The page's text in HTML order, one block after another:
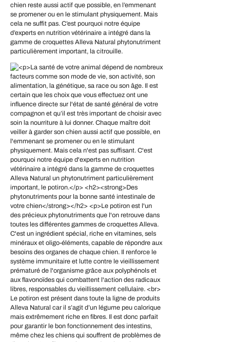
chien reste aussi actif que possible, en l’emmenant
se promener ou en le stimulant physiquement. Mais
cela ne suffit pas. C’est pourquoi notre équipe
d’experts en nutrition vétérinaire a intégré dans la
gamme de croquettes Alleva Natural phytonutriment
particulièrement important, la citrouille.